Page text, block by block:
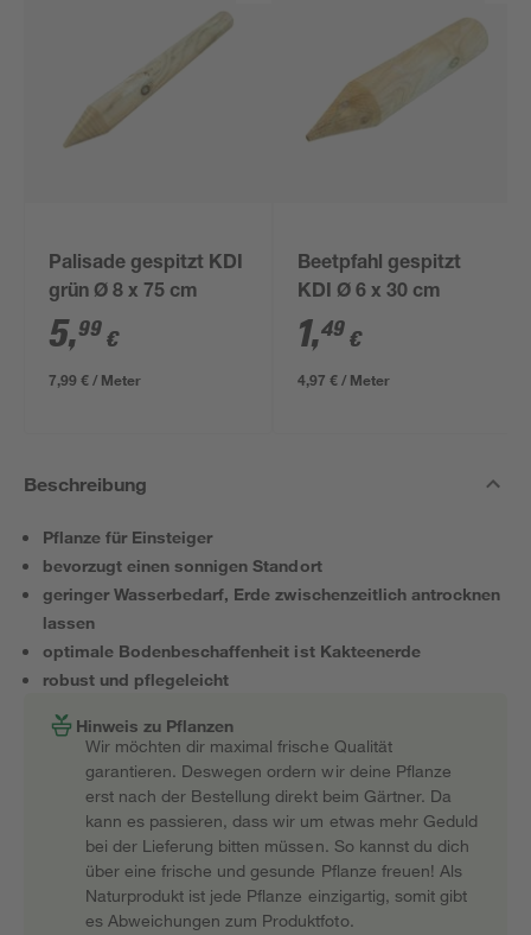
Palisade gespitzt KDI
grün Ø 8 x 75 cm
5,99 €
7,99 € / Meter
Beetpfahl gespitzt
KDI Ø 6 x 30 cm
1,49 €
4,97 € / Meter
Beschreibung
Pflanze für Einsteiger
bevorzugt einen sonnigen Standort
geringer Wasserbedarf, Erde zwischenzeitlich antrocknen
lassen
optimale Bodenbeschaffenheit ist Kakteenerde
robust und pflegeleicht
Hinweis zu Pflanzen
Wir möchten dir maximal frische Qualität
garantieren. Deswegen ordern wir deine Pflanze
erst nach der Bestellung direkt beim Gärtner. Da
kann es passieren, dass wir um etwas mehr Geduld
bei der Lieferung bitten müssen. So kannst du dich
über eine frische und gesunde Pflanze freuen! Als
Naturprodukt ist jede Pflanze einzigartig, somit gibt
es Abweichungen zum Produktfoto.